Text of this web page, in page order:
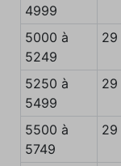
4999
5000 à
5249
29
5250 à
5499
29
5500 à
5749
29